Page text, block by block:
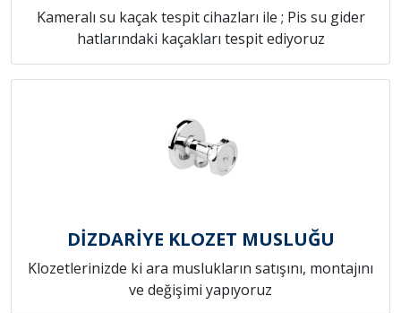
Kameralı su kaçak tespit cihazları ile ; Pis su gider
hatlarındaki kaçakları tespit ediyoruz
DİZDARİYE KLOZET MUSLUĞU
Klozetlerinizde ki ara muslukların satışını, montajını
ve değişimi yapıyoruz